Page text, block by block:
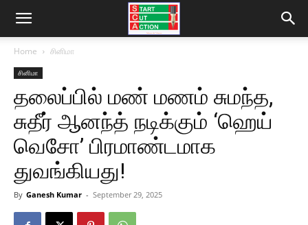
Home சினிமா
சினிமா
தலைப்பில் மண் மணம் சுமந்த,
சுதீர் ஆனந்த் நடிக்கும் ‘ஹெய்
வெசோ’ பிரமாண்டமாக
துவங்கியது!
By Ganesh Kumar - September 29, 2025